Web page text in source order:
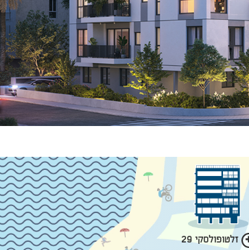
זלטופולסקי 29